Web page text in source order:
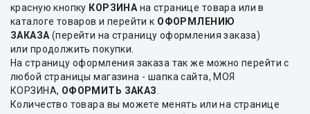
красную кнопку КОРЗИНАна странице товара или в
каталоге товаров и перейти к ОФОРМЛЕНИЮ
ЗАКАЗА(перейти на страницу оформления заказа)
или продолжить покупки.
На страницу оформления заказа так же можно перейти с
любой страницы магазина - шапка сайта, МОЯ
КОРЗИНА, ОФОРМИТЬ ЗАКАЗ.
Количество товара вы можете менять или на странице